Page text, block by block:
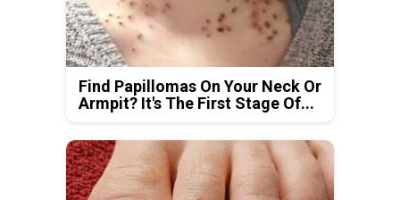
Find Papillomas On Your Neck Or
Armpit? It's The First Stage Of...